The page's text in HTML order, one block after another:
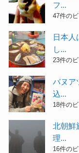
フ...
47件の
日本
し...
23件の
バヌア
込...
18件の
北朝鮮
理...
16件の